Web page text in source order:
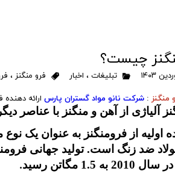
چیست؟
تبلیغات، اخبار فرو منگنز ،
منگنز : شرکت نانو مواد گستران پارس ارائه
آلیاژی از آهن و منگنز با عناصر
اولیه از فرومنگنز به عنوان یک
به 1.5 مگاتن رسید
.